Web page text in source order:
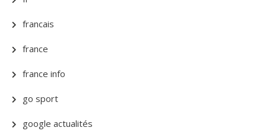
francais
france
france info
go sport
google actualités